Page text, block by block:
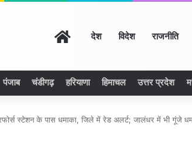
Homeदेश विदेश राजनीति
पंजाब चंडीगढ़ हरियाणा हिमाचल उत्तर प्रदेश
स्टेशन के पास धमाका, जिले में रेड अलर्ट; जालंधर में भी गूंजे